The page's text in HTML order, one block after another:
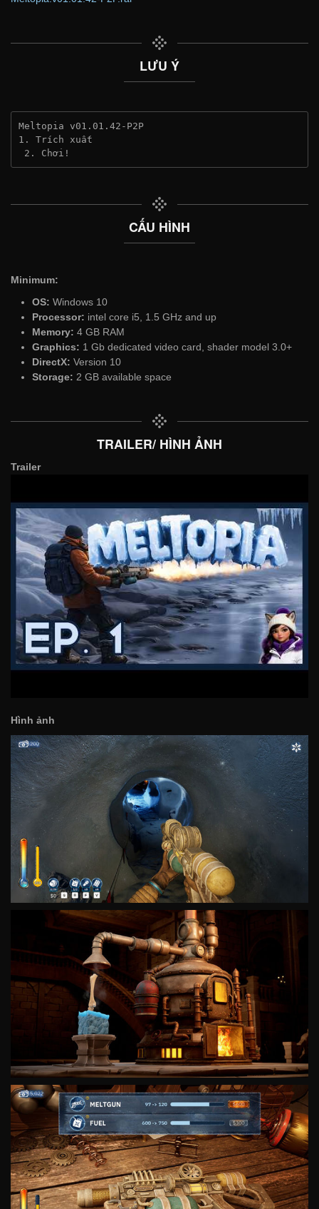
LƯU Ý
Meltopia v01.01.42-P2P
1. Trích xuất
2. Chơi!
CẤU HÌNH
Minimum:
OS: Windows 10
Processor: intel core i5, 1.5 GHz and up
Memory: 4 GB RAM
Graphics: 1 Gb dedicated video card, shader model 3.0+
DirectX: Version 10
Storage: 2 GB available space
TRAILER/ HÌNH ẢNH
Trailer
Hình ảnh